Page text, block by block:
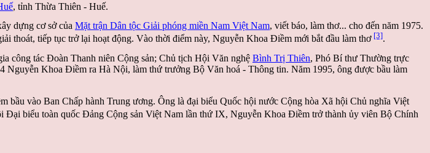
, tỉnh Thừa Thiên - Huế.
dựng cơ sở của Mặt trận Dân tộc Giải phóng miền Nam Việt Nam, viết báo, làm thơ... cho đến năm 1975.
thoát, tiếp tục trở lại hoạt động. Vào thời điểm này, Nguyễn Khoa Điềm mới bắt đầu làm thơ [3].
công tác Đoàn Thanh niên Cộng sản; Chủ tịch Hội Văn nghệ Bình Trị Thiên, Phó Bí thư Thường trực
Khoa Điềm ra Hà Nội, làm thứ trưởng Bộ Văn hoá - Thông tin. Năm 1995, ông được bầu làm
vào Ban Chấp hành Trung ương. Ông là đại biểu Quốc hội nước Cộng hòa Xã hội Chủ nghĩa Việt
Đại biểu toàn quốc Đảng Cộng sản Việt Nam lần thứ IX, Nguyễn Khoa Điềm trở thành ủy viên Bộ Chính